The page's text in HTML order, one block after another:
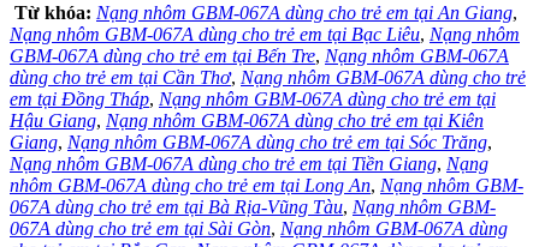
Từ khóa: Nạng nhôm GBM-067A dùng cho trẻ em tại An Giang,
Nạng nhôm GBM-067A dùng cho trẻ em tại Bạc Liêu, Nạng nhôm
GBM-067A dùng cho trẻ em tại Bến Tre, Nạng nhôm GBM-067A
dùng cho trẻ em tại Cần Thơ, Nạng nhôm GBM-067A dùng cho trẻ
em tại Đồng Tháp, Nạng nhôm GBM-067A dùng cho trẻ em tại
Hậu Giang, Nạng nhôm GBM-067A dùng cho trẻ em tại Kiên
Giang, Nạng nhôm GBM-067A dùng cho trẻ em tại Sóc Trăng,
Nạng nhôm GBM-067A dùng cho trẻ em tại Tiền Giang, Nạng
nhôm GBM-067A dùng cho trẻ em tại Long An, Nạng nhôm GBM-
067A dùng cho trẻ em tại Bà Rịa-Vũng Tàu, Nạng nhôm GBM-
067A dùng cho trẻ em tại Sài Gòn, Nạng nhôm GBM-067A dùng